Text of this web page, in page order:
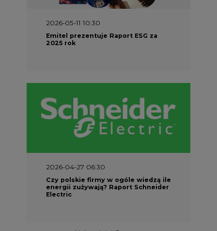
2026-05-11 10:30
Emitel prezentuje Raport ESG za
2025 rok
2026-04-27 06:30
Czy polskie firmy w ogóle wiedzą ile
energii zużywają? Raport Schneider
Electric